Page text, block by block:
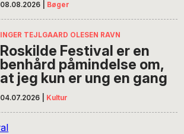
08.08.2026 Bøger
INGER TEJLGAARD OLESEN RAVN
Roskilde Festival er en
benhård påmindelse om,
at jeg kun er ung en gang
04.07.2026 Kultur